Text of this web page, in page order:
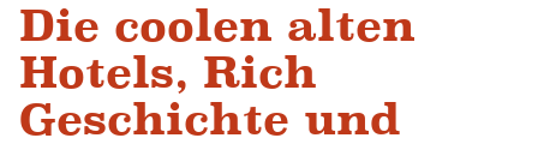
Die coolen alten
Hotels, Rich
Geschichte und